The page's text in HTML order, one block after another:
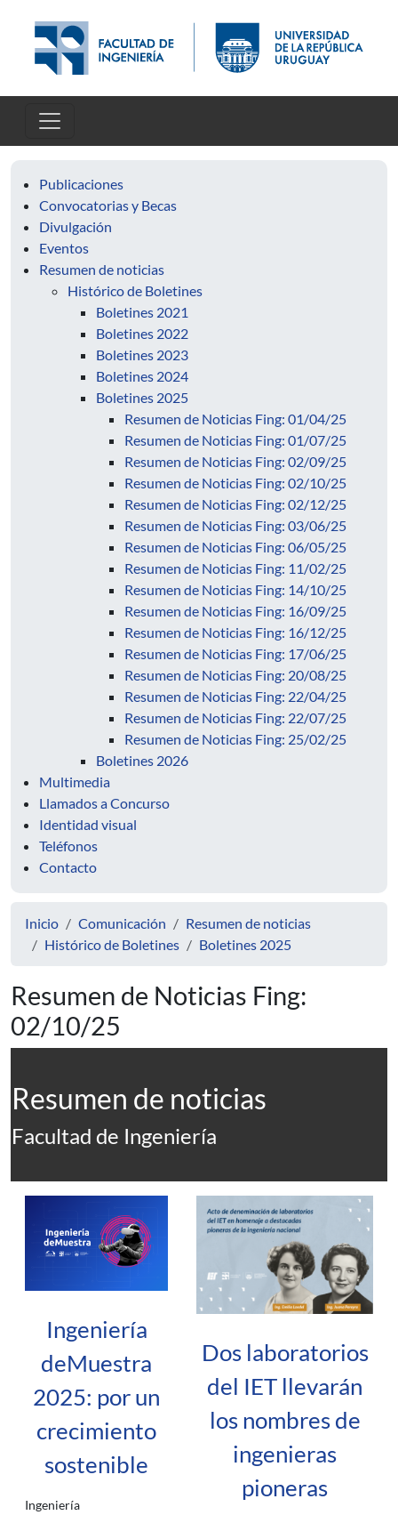
Publicaciones
Convocatorias y Becas
Divulgación
Eventos
Resumen de noticias
Histórico de Boletines
Boletines 2021
Boletines 2022
Boletines 2023
Boletines 2024
Boletines 2025
Resumen de Noticias Fing: 01/04/25
Resumen de Noticias Fing: 01/07/25
Resumen de Noticias Fing: 02/09/25
Resumen de Noticias Fing: 02/10/25
Resumen de Noticias Fing: 02/12/25
Resumen de Noticias Fing: 03/06/25
Resumen de Noticias Fing: 06/05/25
Resumen de Noticias Fing: 11/02/25
Resumen de Noticias Fing: 14/10/25
Resumen de Noticias Fing: 16/09/25
Resumen de Noticias Fing: 16/12/25
Resumen de Noticias Fing: 17/06/25
Resumen de Noticias Fing: 20/08/25
Resumen de Noticias Fing: 22/04/25
Resumen de Noticias Fing: 22/07/25
Resumen de Noticias Fing: 25/02/25
Boletines 2026
Multimedia
Llamados a Concurso
Identidad visual
Teléfonos
Contacto
Inicio Comunicación
Resumen de noticias
Histórico de Boletines
Boletines 2025
Resumen de Noticias Fing:
02/10/25
Resumen de noticias
Facultad de Ingeniería
Ingeniería
deMuestra
2025: por un
crecimiento
sostenible
Ingeniería
Dos laboratorios
del IET llevarán
los nombres de
ingenieras
pioneras